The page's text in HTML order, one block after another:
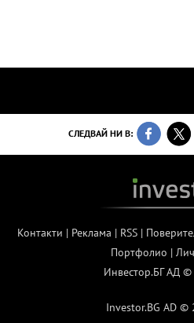
СЛЕДВАЙ НИ В:
Контакти | Реклама | RSS|
Портфолио |
Инвестор.БГ АД
Investor.BG AD ©